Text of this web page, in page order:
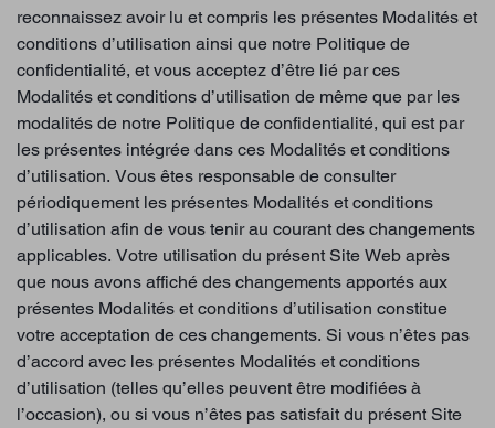
reconnaissez avoir lu et compris les présentes Modalités et
conditions d’utilisation ainsi que notre Politique de
confidentialité, et vous acceptez d’être lié par ces
Modalités et conditions d’utilisation de même que par les
modalités de notre Politique de confidentialité, qui est par
les présentes intégrée dans ces Modalités et conditions
d’utilisation. Vous êtes responsable de consulter
périodiquement les présentes Modalités et conditions
d’utilisation afin de vous tenir au courant des changements
applicables. Votre utilisation du présent Site Web après
que nous avons affiché des changements apportés aux
présentes Modalités et conditions d’utilisation constitue
votre acceptation de ces changements. Si vous n’êtes pas
d’accord avec les présentes Modalités et conditions
d’utilisation (telles qu’elles peuvent être modifiées à
l’occasion), ou si vous n’êtes pas satisfait du présent Site